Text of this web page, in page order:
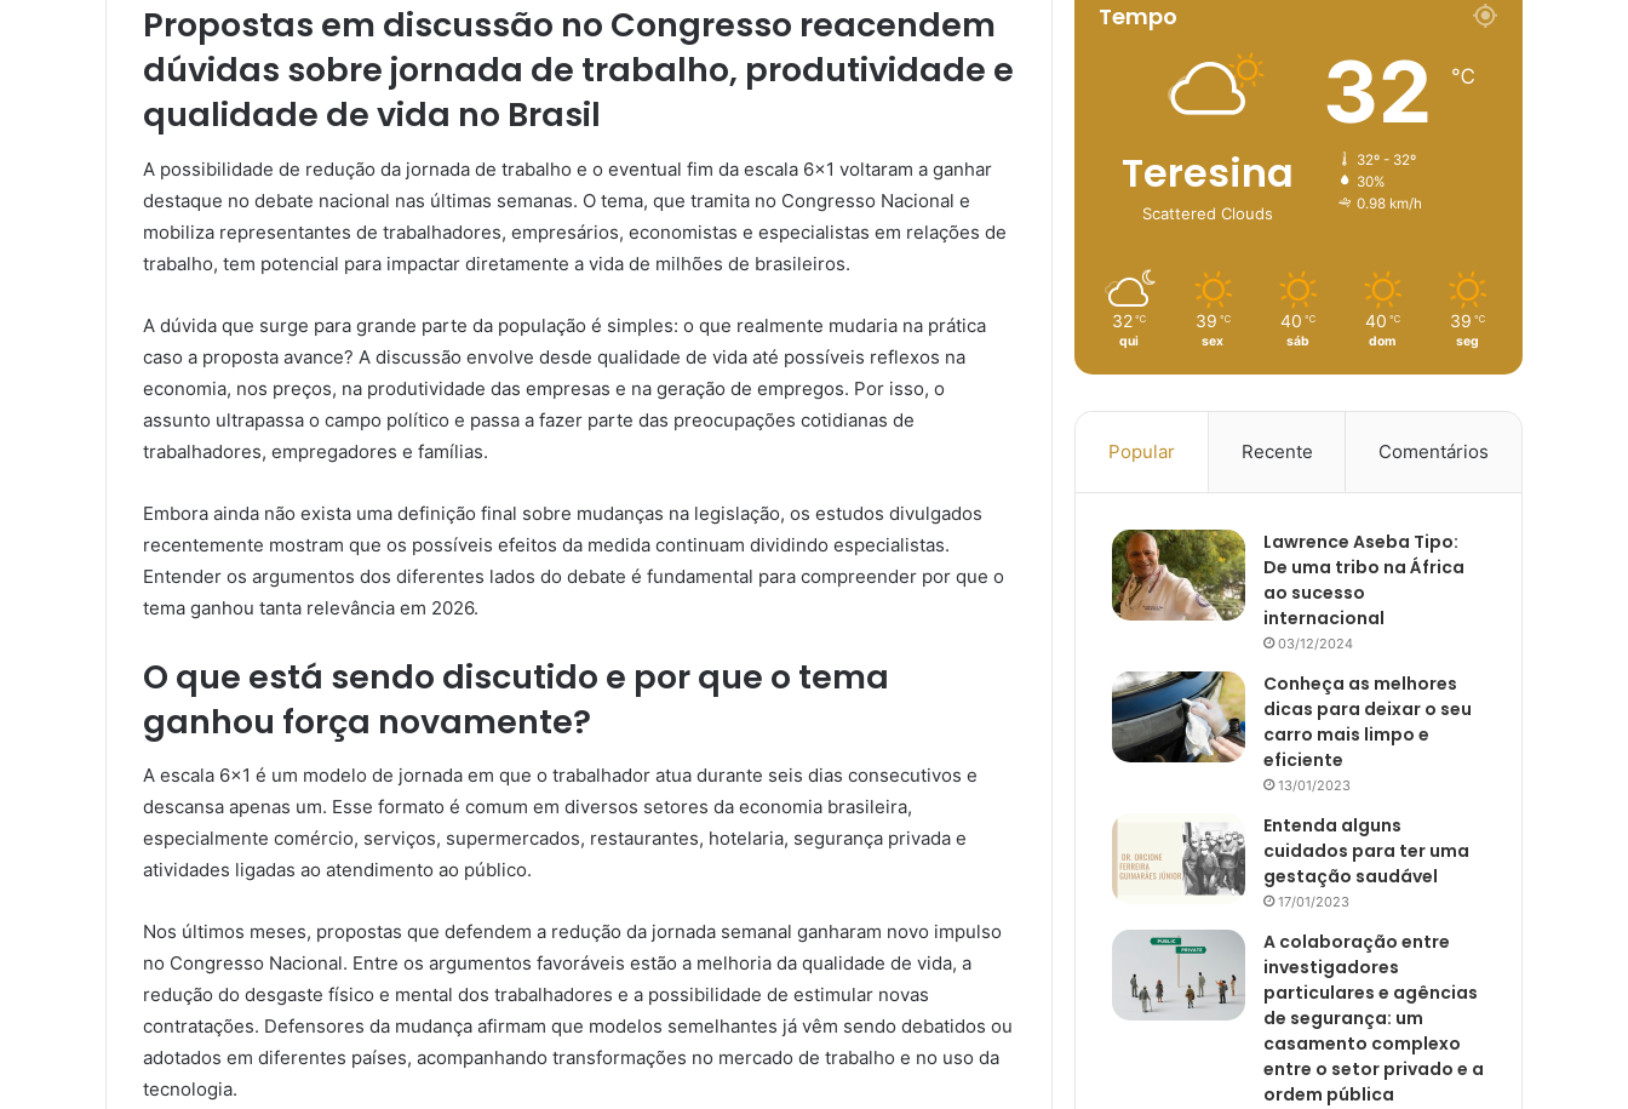
Propostas em discussão no Congresso reacendem
dúvidas sobre jornada de trabalho, produtividade e
qualidade de vida no Brasil
A possibilidade de redução da jornada de trabalho e o eventual fim da escala 6×1 voltaram a ganhar
destaque no debate nacional nas últimas semanas. O tema, que tramita no Congresso Nacional e
mobiliza representantes de trabalhadores, empresários, economistas e especialistas em relações de
trabalho, tem potencial para impactar diretamente a vida de milhões de brasileiros.
A dúvida que surge para grande parte da população é simples: o que realmente mudaria na prática
caso a proposta avance? A discussão envolve desde qualidade de vida até possíveis reflexos na
economia, nos preços, na produtividade das empresas e na geração de empregos. Por isso, o
assunto ultrapassa o campo político e passa a fazer parte das preocupações cotidianas de
trabalhadores, empregadores e famílias.
Embora ainda não exista uma definição final sobre mudanças na legislação, os estudos divulgados
recentemente mostram que os possíveis efeitos da medida continuam dividindo especialistas.
Entender os argumentos dos diferentes lados do debate é fundamental para compreender por que o
tema ganhou tanta relevância em 2026.
O que está sendo discutido e por que o tema
ganhou força novamente?
A escala 6×1 é um modelo de jornada em que o trabalhador atua durante seis dias consecutivos e
descansa apenas um. Esse formato é comum em diversos setores da economia brasileira,
especialmente comércio, serviços, supermercados, restaurantes, hotelaria, segurança privada e
atividades ligadas ao atendimento ao público.
Nos últimos meses, propostas que defendem a redução da jornada semanal ganharam novo impulso
no Congresso Nacional. Entre os argumentos favoráveis estão a melhoria da qualidade de vida, a
redução do desgaste físico e mental dos trabalhadores e a possibilidade de estimular novas
contratações. Defensores da mudança afirmam que modelos semelhantes já vêm sendo debatidos ou
adotados em diferentes países, acompanhando transformações no mercado de trabalho e no uso da
tecnologia.
Tempo
Teresina
Scattered Clouds
32 ℃
32º - 32º
30%
0.98 km/h
32 ℃
qui
39 ℃
sex
40 ℃
sáb
40 ℃
dom
39 ℃
seg
Popular Recente Comentários
Lawrence Aseba Tipo:
De uma tribo na África
ao sucesso
internacional
03/12/2024
Conheça as melhores
dicas para deixar o seu
carro mais limpo e
eficiente
13/01/2023
Entenda alguns
cuidados para ter uma
gestação saudável
17/01/2023
A colaboração entre
investigadores
particulares e agências
de segurança: um
casamento complexo
entre o setor privado e a
ordem pública